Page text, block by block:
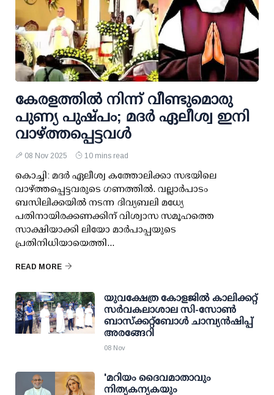
കേരളത്തിൽ നിന്ന് വീണ്ടുമൊരു
പുണ്യ പുഷ്പം; മദർ ഏലീശ്വ ഇനി
വാഴ്ത്തപ്പെട്ടവൾ‌
08 Nov 2025 10 mins read
കൊച്ചി: മദർ ഏലീശ്വ കത്തോലിക്കാ സഭയിലെ
വാഴ്ത്തപ്പെട്ടവരുടെ ഗണത്തിൽ. വല്ലാർപാടം
ബസിലിക്കയിൽ നടന്ന ദിവ്യബലി മധ്യേ
പതിനായിരക്കണക്കിന് വിശ്വാസ സമൂഹത്തെ
സാക്ഷിയാക്കി ലിയോ മാർപാപ്പയുടെ
പ്രതിനിധിയായെത്തി...
READ MORE
യുവക്ഷേത്ര കോളജിൽ കാലിക്കറ്റ്
സർവകലാശാല സി-സോൺ
ബാസ്ക്കറ്റ്ബോൾ ചാമ്പ്യൻഷിപ്പ്
അരങ്ങേറി
08 Nov
'മറിയം ദൈവമാതാവും
നിത്യകന്യകയും